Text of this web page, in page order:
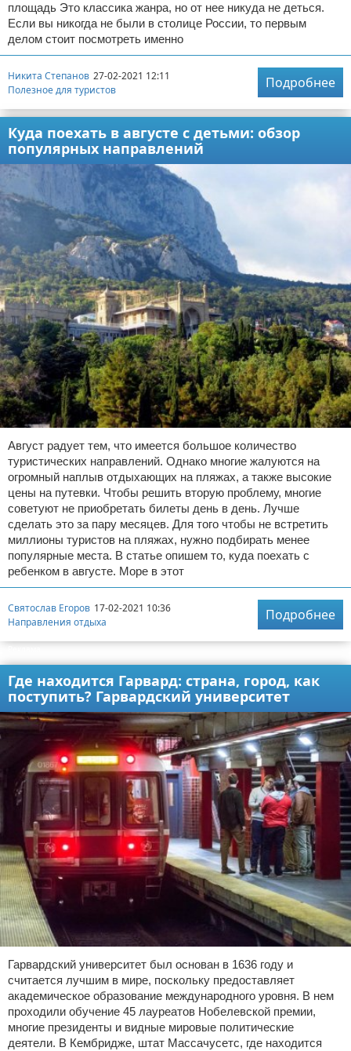
площадь Это классика жанра, но от нее никуда не деться.
Если вы никогда не были в столице России, то первым
делом стоит посмотреть именно
Никита Степанов 27-02-2021 12:11
Полезное для туристов
Подробнее
Куда поехать в августе с детьми: обзор
популярных направлений
Август радует тем, что имеется большое количество
туристических направлений. Однако многие жалуются на
огромный наплыв отдыхающих на пляжах, а также высокие
цены на путевки. Чтобы решить вторую проблему, многие
советуют не приобретать билеты день в день. Лучше
сделать это за пару месяцев. Для того чтобы не встретить
миллионы туристов на пляжах, нужно подбирать менее
популярные места. В статье опишем то, куда поехать с
ребенком в августе. Море в этот
Святослав Егоров 17-02-2021 10:36
Направления отдыха
Подробнее
Где находится Гарвард: страна, город, как
поступить? Гарвардский университет
Гарвардский университет был основан в 1636 году и
считается лучшим в мире, поскольку предоставляет
академическое образование международного уровня. В нем
проходили обучение 45 лауреатов Нобелевской премии,
многие президенты и видные мировые политические
деятели. В Кембридже, штат Массачусетс, где находится